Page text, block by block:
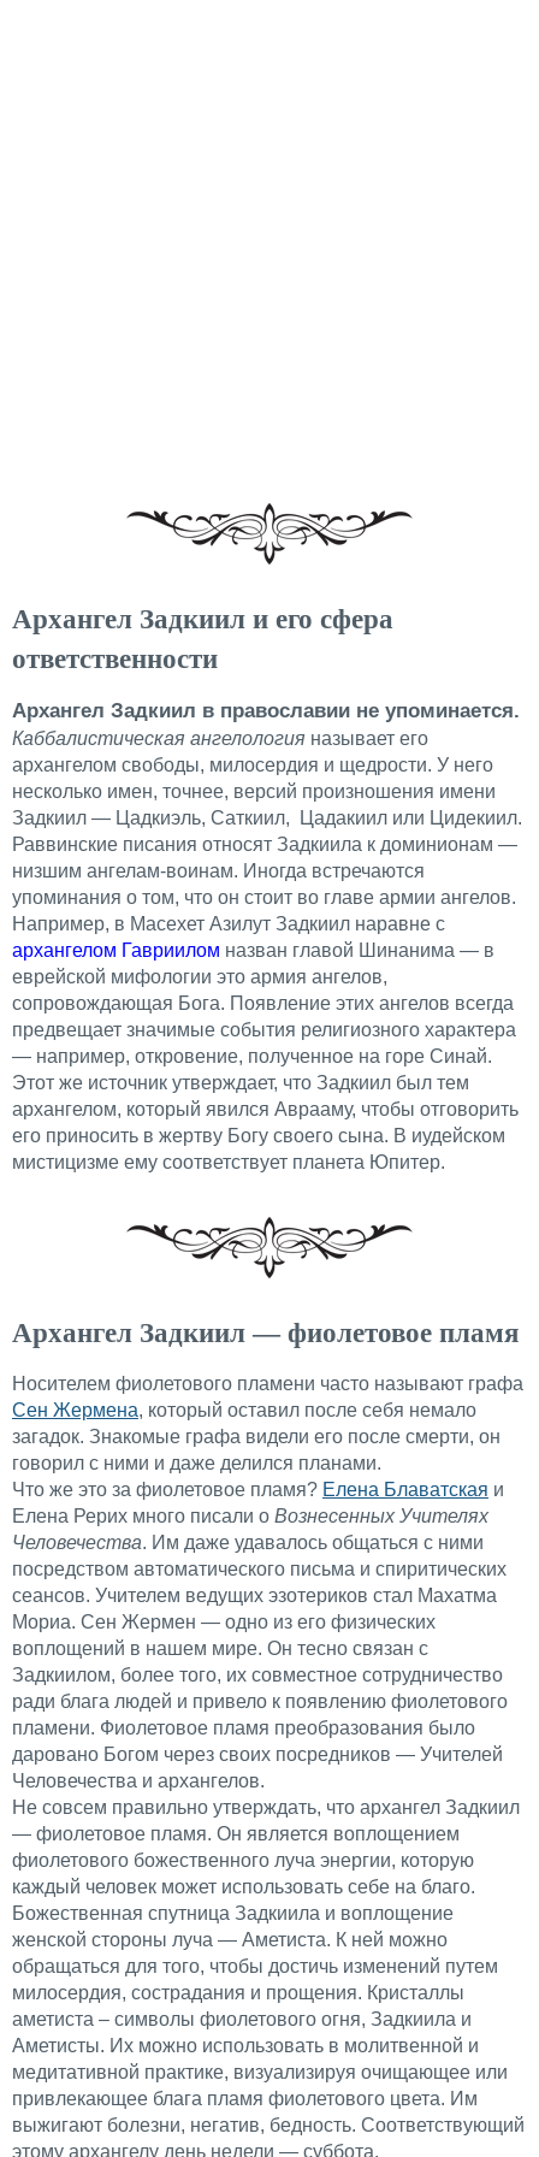
Архангел Задкиил и его сфера
ответственности
Архангел Задкиил в православии не упоминается.
Каббалистическая ангелология называет его
архангелом свободы, милосердия и щедрости. У него
несколько имен, точнее, версий произношения имени
Задкиил — Цадкиэль, Саткиил, Цадакиил или Цидекиил.
Раввинские писания относят Задкиила к доминионам —
низшим ангелам-воинам. Иногда встречаются
упоминания о том, что он стоит во главе армии ангелов.
Например, в Масехет Азилут Задкиил наравне с
архангелом Гавриилом назван главой Шинанима — в
еврейской мифологии это армия ангелов,
сопровождающая Бога. Появление этих ангелов всегда
предвещает значимые события религиозного характера
— например, откровение, полученное на горе Синай.
Этот же источник утверждает, что Задкиил был тем
архангелом, который явился Аврааму, чтобы отговорить
его приносить в жертву Богу своего сына. В иудейском
мистицизме ему соответствует планета Юпитер.
Архангел Задкиил — фиолетовое пламя
Носителем фиолетового пламени часто называют графа
Сен Жермена, который оставил после себя немало
загадок. Знакомые графа видели его после смерти, он
говорил с ними и даже делился планами.
Что же это за фиолетовое пламя? Елена Блаватская и
Елена Рерих много писали о Вознесенных Учителях
Человечества. Им даже удавалось общаться с ними
посредством автоматического письма и спиритических
сеансов. Учителем ведущих эзотериков стал Махатма
Мориа. Сен Жермен — одно из его физических
воплощений в нашем мире. Он тесно связан с
Задкиилом, более того, их совместное сотрудничество
ради блага людей и привело к появлению фиолетового
пламени. Фиолетовое пламя преобразования было
даровано Богом через своих посредников — Учителей
Человечества и архангелов.
Не совсем правильно утверждать, что архангел Задкиил
— фиолетовое пламя. Он является воплощением
фиолетового божественного луча энергии, которую
каждый человек может использовать себе на благо.
Божественная спутница Задкиила и воплощение
женской стороны луча — Аметиста. К ней можно
обращаться для того, чтобы достичь изменений путем
милосердия, сострадания и прощения. Кристаллы
аметиста – символы фиолетового огня, Задкиила и
Аметисты. Их можно использовать в молитвенной и
медитативной практике, визуализируя очищающее или
привлекающее блага пламя фиолетового цвета. Им
выжигают болезни, негатив, бедность. Соответствующий
этому архангелу день недели — суббота.